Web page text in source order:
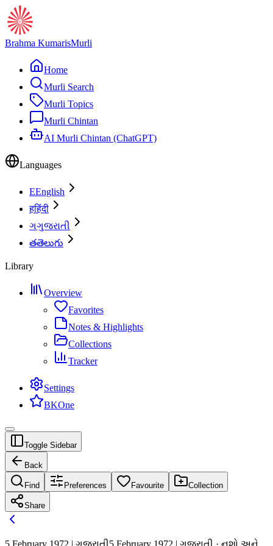
Brahma KumarisMurli
Home
Murli Search
Murli Topics
Murli Chintan
AI Murli Chintan (ChatGPT)
Languages
EEnglish
हहिंदी
ગગુજરાતી
తతెలుగు
Library
Overview
Favorites
Notes & Highlights
Collections
Tracker
Settings
BKOne
Toggle Sidebar
Back
Find Preferences Favourite Collection
Share
5 February 1972 | ગુજરાતી5 February 1972 | ગુજરાતી · નશો અને